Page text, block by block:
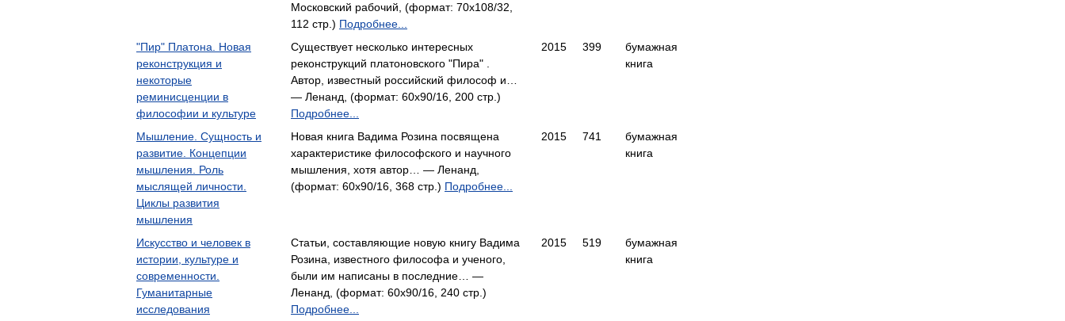
Московский рабочий, (формат: 70x108/32,
112 стр.) Подробнее...
"Пир" Платона. Новая
реконструкция и
некоторые
реминисценции в
философии и культуре
Существует несколько интересных
реконструкций платоновского "Пира" .
Автор, известный российский философ и…
— Ленанд, (формат: 60x90/16, 200 стр.)
Подробнее...
2015 399
бумажная
книга
Мышление. Сущность и
развитие. Концепции
мышления. Роль
мыслящей личности.
Циклы развития
мышления
Новая книга Вадима Розина посвящена
характеристике философского и научного
мышления, хотя автор… — Ленанд,
(формат: 60x90/16, 368 стр.) Подробнее...
2015 741
бумажная
книга
Искусство и человек в
истории, культуре и
современности.
Гуманитарные
исследования
Статьи, составляющие новую книгу Вадима
Розина, известного философа и ученого,
были им написаны в последние… —
Ленанд, (формат: 60x90/16, 240 стр.)
Подробнее...
2015 519
бумажная
книга